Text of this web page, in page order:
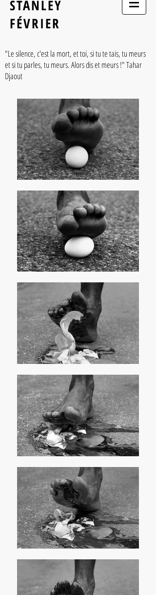
STANLEY
FÉVRIER
"Le silence, c'est la mort, et toi, si tu te tais, tu meurs
et si tu parles, tu meurs. Alors dis et meurs !" Tahar
Djaout